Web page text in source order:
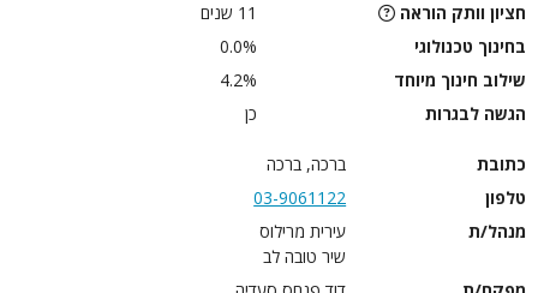
חציון וותק הוראה
11 שנים
בחינוך טכנולוגי
0.0%
שילוב חינוך מיוחד
4.2%
הגשה לבגרות
כן
כתובת
ברכה, ברכה
טלפון
03-9061122
מנהל/ת
עירית מרילוס
שיר טובה לב